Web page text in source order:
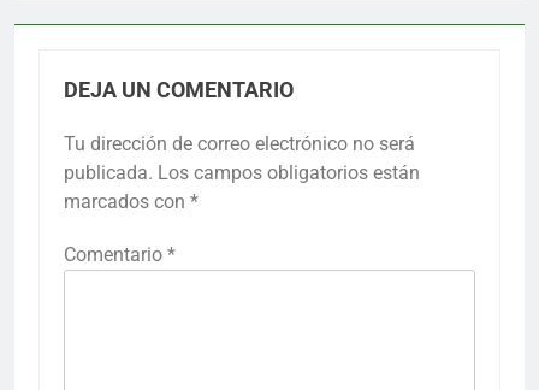
DEJA UN COMENTARIO
Tu dirección de correo electrónico no será
publicada. Los campos obligatorios están
marcados con *
Comentario *